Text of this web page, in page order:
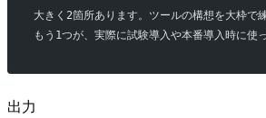
大きく2箇所あります。ツールの構想を大枠で
もう1つが、実際に試験導入や本番導入時に
出力